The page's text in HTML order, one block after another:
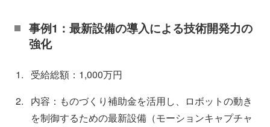
事例1：最新設備の導入による技術開発力の
強化
受給総額：1,000万円
内容：ものづくり補助金を活用し、ロボットの動き
を制御するための最新設備（モーションキャプチャ